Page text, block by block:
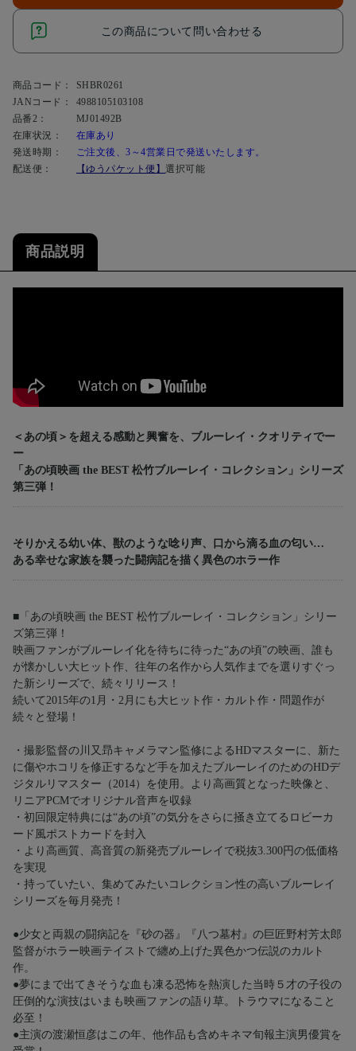
この商品について問い合わせる
商品コード：
SHBR0261
JANコード：
4988105103108
品番2：
MJ01492B
在庫状況：
在庫あり
発送時期：
ご注文後、3～4営業日で発送いたします。
配送便：
【ゆうパケット便】選択可能
商品説明
＜あの頃＞を超える感動と興奮を、ブルーレイ・クオリティでー
ー
「あの頃映画 the BEST 松竹ブルーレイ・コレクション」シリーズ
第三弾！
そりかえる幼い体、獣のような唸り声、口から滴る血の匂い…
ある幸せな家族を襲った闘病記を描く異色のホラー作
■「あの頃映画 the BEST 松竹ブルーレイ・コレクション」シリー
ズ第三弾！
映画ファンがブルーレイ化を待ちに待った“あの頃”の映画、誰も
が懐かしい大ヒット作、往年の名作から人気作までを選りすぐっ
た新シリーズで、続々リリース！
続いて2015年の1月・2月にも大ヒット作・カルト作・問題作が
続々と登場！
・撮影監督の川又昻キャメラマン監修によるHDマスターに、新た
に傷やホコリを修正するなど手を加えたブルーレイのためのHDデ
ジタルリマスター（2014）を使用。より高画質となった映像と、
リニアPCMでオリジナル音声を収録
・初回限定特典には“あの頃”の気分をさらに掻き立てるロビーカ
ード風ポストカードを封入
・より高画質、高音質の新発売ブルーレイで税抜3.300円の低価格
を実現
・持っていたい、集めてみたいコレクション性の高いブルーレイ
シリーズを毎月発売！
●少女と両親の闘病記を『砂の器』『八つ墓村』の巨匠野村芳太郎
監督がホラー映画テイストで纏め上げた異色かつ伝説のカルト
作。
●夢にまで出てきそうな血も凍る恐怖を熱演した当時５才の子役の
圧倒的な演技はいまも映画ファンの語り草。トラウマになること
必至！
●主演の渡瀬恒彦はこの年、他作品も含めキネマ旬報主演男優賞を